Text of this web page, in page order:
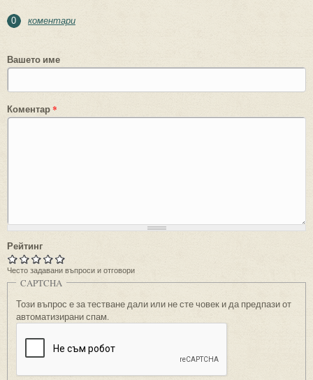
0 коментари
Вашето име
Коментар*
Рейтинг
Често задавани въпроси и отговори
CAPTCHA
Този въпрос е за тестване дали или не сте човек и да предпази от
автоматизирани спам.